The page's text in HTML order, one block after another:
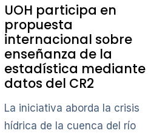
UOH participa en
propuesta
internacional sobre
enseñanza de la
estadística mediante
datos del CR2
La iniciativa aborda la crisis
hídrica de la cuenca del río